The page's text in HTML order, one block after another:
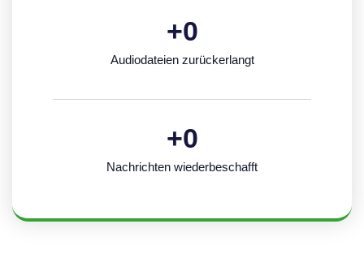
Audiodateien zurückerlangt
+0
Nachrichten wiederbeschafft
+0